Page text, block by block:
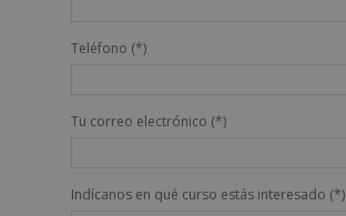
Teléfono (*)
Tu correo electrónico (*)
Indícanos en qué curso estás interesado (*)